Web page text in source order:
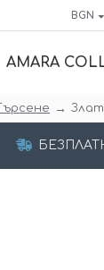
BGN
AMARA
Търсене